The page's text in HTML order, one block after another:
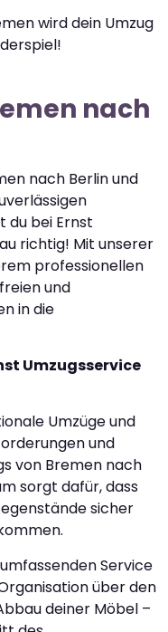
wird dein Umzug
nach
nach Berlin und
du bei Ernst
richtig! Mit unserer
professionellen
und
in die
Umzugsservice
Umzüge und
und
von Bremen nach
sorgt dafür, dass
sicher
Service
über den
deiner Möbel –